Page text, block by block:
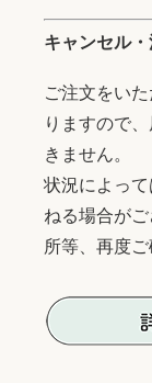
キャンセル
ご注文をい
りますので
きません。
状況によっ
ねる場合が
所等、再度